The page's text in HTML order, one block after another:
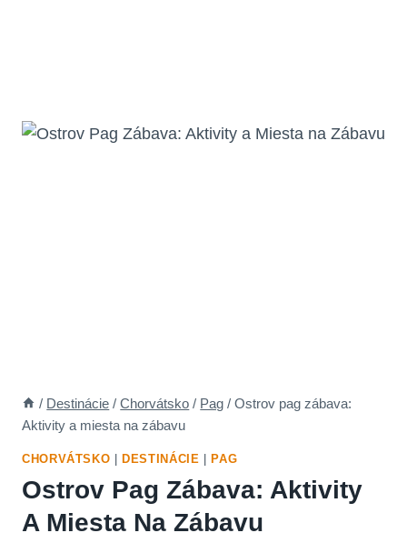
/ Destinácie / Chorvátsko / Pag / Ostrov pag zábava:
Aktivity a miesta na zábavu
CHORVÁTSKO DESTINÁCIE PAG
Ostrov Pag Zábava: Aktivity
A Miesta Na Zábavu